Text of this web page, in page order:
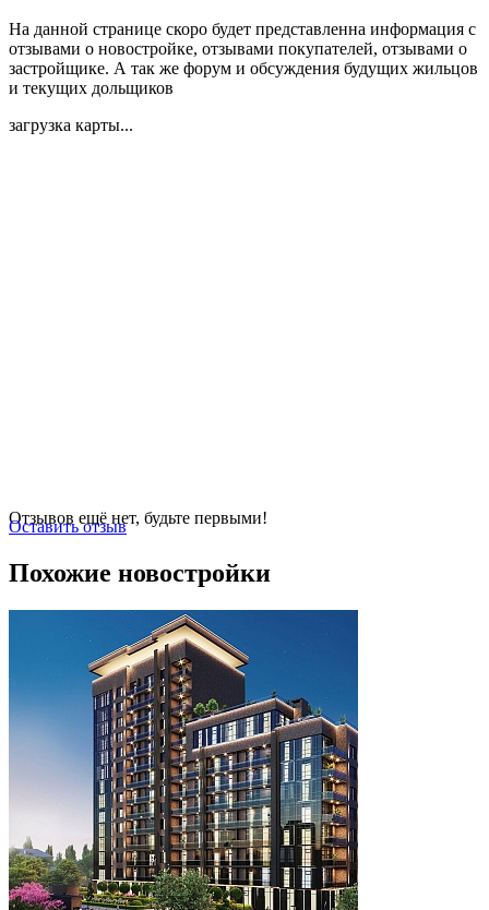
На данной странице скоро будет представленна информация с
отзывами о новостройке, отзывами покупателей, отзывами о
застройщике. А так же форум и обсуждения будущих жильцов
и текущих дольщиков
загрузка карты...
Отзывов ещё нет, будьте первыми!
Оставить отзыв
Похожие новостройки